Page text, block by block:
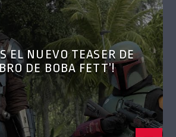
EL NUEVO TEASER DE
DE BOBA FETT’!